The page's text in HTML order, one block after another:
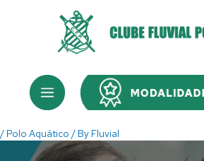
Menu Menu
/ Polo Aquático / By Fluvial